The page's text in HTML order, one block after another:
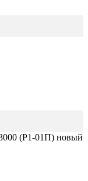
(Р1-01П) новый